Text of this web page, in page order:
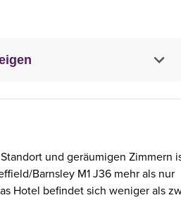
und geräumigen Zimmern
Barnsley M1 J36 mehr als nur
Hotel befindet sich weniger als